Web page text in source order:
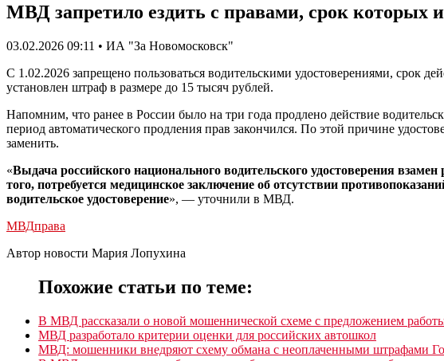
МВД запретило ездить с правами, срок которых
03.02.2026 09:11 • ИА "За Новомосковск"
C 1.02.2026 запрещено пользоваться водительскими удостоверениями, срок
установлен штраф в размере до 15 тысяч рублей.
Напомним, что ранее в России было на три года продлено действие
период автоматического продления прав закончился. По этой причине
заменить.
«Выдача российского национального водительского удостоверения
того, потребуется медицинское заключение об отсутствии
водительское удостоверение», — уточнили в МВД.
МВДправа
Автор новости Мария Лопухина
Похожие статьи по теме:
В МВД рассказали о новой мошеннической схеме с предложением
МВД разработало критерии оценки для российских автошкол
МВД: мошенники внедряют схему обмана с неоплаченными штрафами